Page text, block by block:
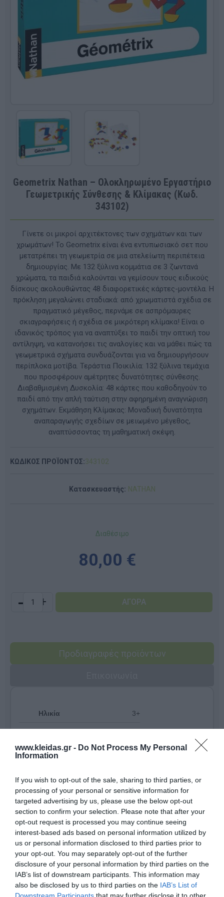
www.kleidas.gr - Do Not Process My Personal
Information
If you wish to opt-out of the sale, sharing to third parties, or
processing of your personal or sensitive information for
targeted advertising by us, please use the below opt-out
section to confirm your selection. Please note that after your
opt-out request is processed you may continue seeing
interest-based ads based on personal information utilized by
us or personal information disclosed to third parties prior to
your opt-out. You may separately opt-out of the further
disclosure of your personal information by third parties on the
IAB’s list of downstream participants. This information may
also be disclosed by us to third parties on the IAB’s List of
Downstream Participants that may further disclose it to other
Geometrix Nathan – Ολοκληρωμένο Εργαστήριο
Γεωμετρικής Σύνθεσης & Κλίμακας (Κωδ.
343102)
Γίνετε οι μικροί αρχιτέκτονες των σχημάτων και των
χρωμάτων! Το Geometrix είναι ένα εντυπωσιακό σετ που
μετατρέπει τη γεωμετρία σε μια ατελείωτη περιπέτεια
δημιουργίας. Με 132 ξύλινα κομμάτια σε 3 ζωντανά
χρώματα, τα παιδιά καλούνται να γεμίσουν τους ειδικούς
δίσκους ακολουθώντας 48 διαφορετικές κάρτες-μοντέλα. Η
πρόκληση μεγαλώνει σταδιακά: από χρωματιστά σχέδια σε
πραγματικό μέγεθος, περνάμε σε ασπρόμαυρες
σκιαγραφήσεις ή σχέδια σε μικρότερη κλίμακα! Είναι ο
ιδανικός τρόπος για να αναπτύξει το παιδί την οπτική του
αντίληψη, να κατανοήσει τις αναλογίες και να μάθει πώς τα
γεωμετρικά σχήματα συνδυάζονται για να δημιουργήσουν
περίπλοκα μοτίβα. Τεράστια Ποικιλία: 132 ξύλινα τεμάχια
που προσφέρουν αμέτρητες δυνατότητες σύνθεσης.
Διαβαθμισμένη Δυσκολία: 48 κάρτες που καθοδηγούν το
παιδί από την απλή ταύτιση στην αφηρημένη αναγνώριση
σχημάτων. Εκμάθηση Κλίμακας: Μοναδική δυνατότητα
αναπαραγωγής σχεδίων σε μειωμένο μέγεθος,
αναπτύσσοντας τη μαθηματική σκέψη.
ΚΩΔΙΚΟΣ ΠΡΟΪΟΝΤΟΣ:343102
Κατασκευαστής: NATHAN
Διαθέσιμο
80,00 €
- +
Προδιαγραφές προϊόντων
Ηλικία 3+
Nathan
είναι ένας διεθνής ηγέτης στον σχεδιασμό
και την παροχή επαγγελματικού εκπαιδευτικού